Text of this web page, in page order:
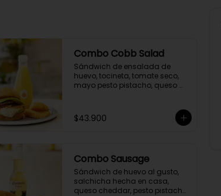
Combo Cobb Salad
Sándwich de ensalada de
huevo, tocineta, tomate seco,
mayo pesto pistacho, queso
bebida a elección.
$43.900
Combo Sausage
Sándwich de huevo al gusto,
salchicha hecha en casa,
queso cheddar, pesto pistacho